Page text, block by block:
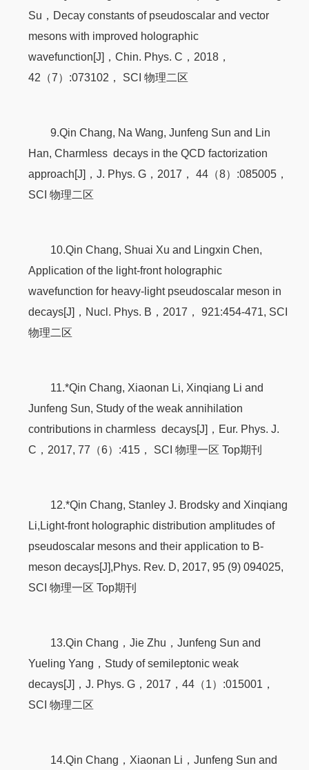
Su，Decay constants of pseudoscalar and vector
mesons with improved holographic
wavefunction[J]，Chin. Phys. C，2018，
42（7）:073102， SCI 物理二区
9.Qin Chang, Na Wang, Junfeng Sun and Lin
Han, Charmless decays in the QCD factorization
approach[J]，J. Phys. G，2017， 44（8）:085005，
SCI 物理二区
10.Qin Chang, Shuai Xu and Lingxin Chen,
Application of the light-front holographic
wavefunction for heavy-light pseudoscalar meson in
decays[J]，Nucl. Phys. B，2017， 921:454-471, SCI
物理二区
11.*Qin Chang, Xiaonan Li, Xinqiang Li and
Junfeng Sun, Study of the weak annihilation
contributions in charmless decays[J]，Eur. Phys. J.
C，2017, 77（6）:415， SCI 物理一区 Top期刊
12.*Qin Chang, Stanley J. Brodsky and Xinqiang
Li,Light-front holographic distribution amplitudes of
pseudoscalar mesons and their application to B-
meson decays[J],Phys. Rev. D, 2017, 95 (9) 094025,
SCI 物理一区 Top期刊
13.Qin Chang，Jie Zhu，Junfeng Sun and
Yueling Yang，Study of semileptonic weak
decays[J]，J. Phys. G，2017，44（1）:015001，
SCI 物理二区
14.Qin Chang，Xiaonan Li，Junfeng Sun and